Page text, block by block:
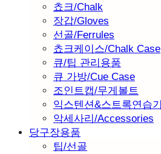
쵸크/Chalk
장갑/Gloves
선골/Ferrules
쵸크케이스/Chalk Case
큐/팁 관리용품
큐 가방/Cue Case
조인트캡/무게볼트
익스텐션&스트록연습기
악세사리/Accessories
당구장용품
팁/선골